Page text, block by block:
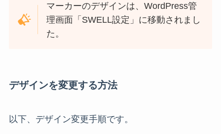
マーカーのデザインは、WordPress管
理画面「SWELL設定」に移動されまし
た。
デザインを変更する方法
以下、デザイン変更手順です。